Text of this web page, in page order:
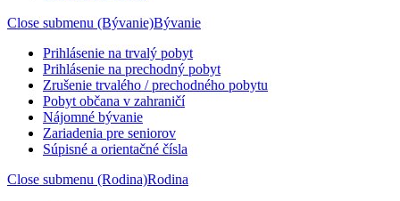
Close submenu (Bývanie)Bývanie
Prihlásenie na trvalý pobyt
Prihlásenie na prechodný pobyt
Zrušenie trvalého / prechodného pobytu
Pobyt občana v zahraničí
Nájomné bývanie
Zariadenia pre seniorov
Súpisné a orientačné čísla
Close submenu (Rodina)Rodina